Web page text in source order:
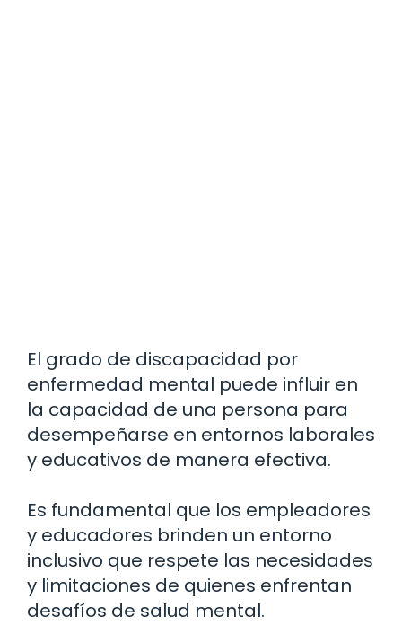
El grado de discapacidad por
enfermedad mental puede influir en
la capacidad de una persona para
desempeñarse en entornos laborales
y educativos de manera efectiva.
Es fundamental que los empleadores
y educadores brinden un entorno
inclusivo que respete las necesidades
y limitaciones de quienes enfrentan
desafíos de salud mental.